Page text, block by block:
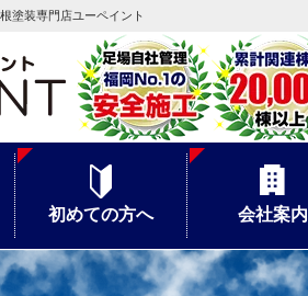
塗装専門店ユーペイント
初めての方へ 会社案内